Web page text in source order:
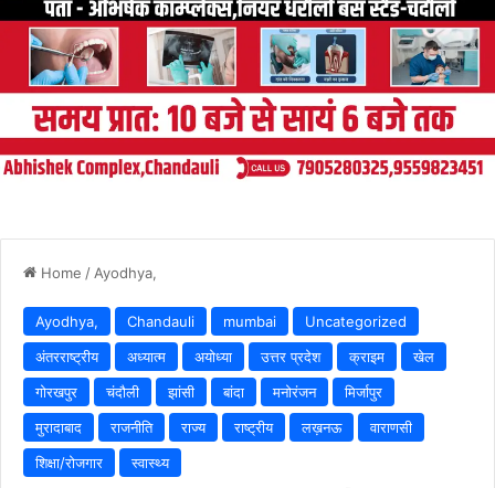
Home / Ayodhya,
Ayodhya, Chandauli mumbai
Uncategorized
अंतरराष्ट्रीय
अध्यात्म अयोध्या उत्तर प्रदेश क्राइम
खेल
गोरखपुर
चंदौली झांसी बांदा मनोरंजन
मिर्जापुर
मुरादाबाद
राजनीति राज्य राष्ट्रीय लख़नऊ
वाराणसी
शिक्षा/रोजगार
स्वास्थ्य